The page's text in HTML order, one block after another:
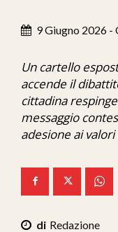
Ita-Mondo
C7 Play
We Calabria
Mix Zone
9 Giugno 2026 -
Un cartello
accende il
cittadina
messaggio
adesione ai
Redazione